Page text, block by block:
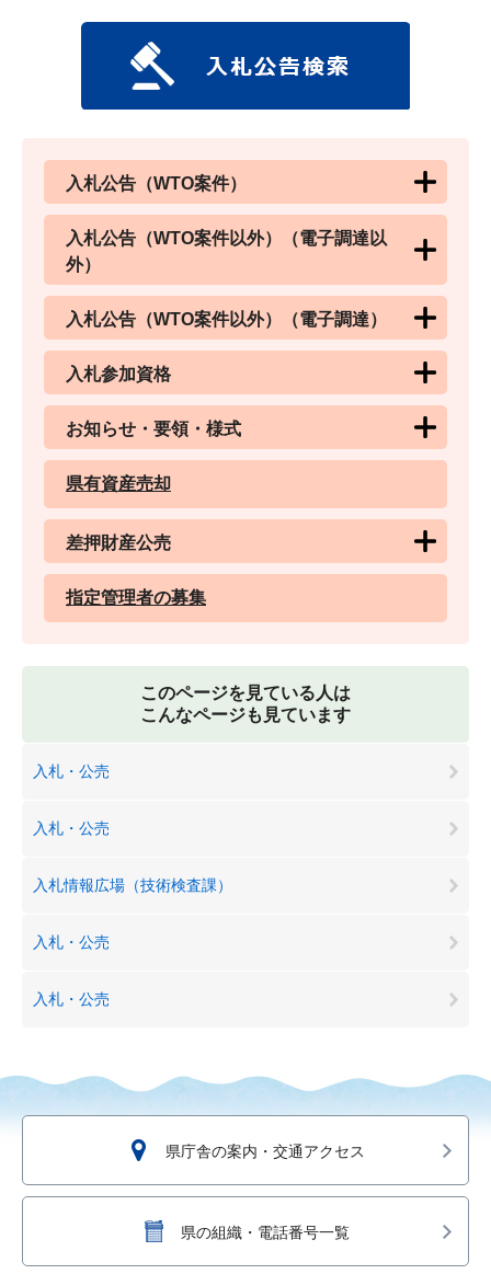
入札公告（WTO案件）
入札公告（WTO案件以外）（電子調達以
外）
入札公告（WTO案件以外）（電子調達）
入札参加資格
お知らせ・要領・様式
県有資産売却
差押財産公売
指定管理者の募集
このページを見ている人は
こんなページも見ています
入札・公売
入札・公売
入札情報広場（技術検査課）
入札・公売
入札・公売
県庁舎の案内・交通アクセス
県の組織・電話番号一覧